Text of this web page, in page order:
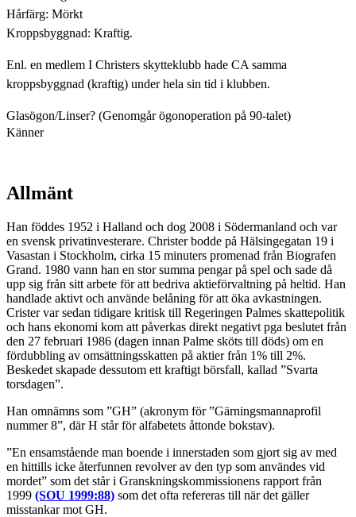
Hårfärg: Mörkt
Kroppsbyggnad: Kraftig.
Enl. en medlem I Christers skytteklubb hade CA samma
kroppsbyggnad (kraftig) under hela sin tid i klubben.
Glasögon/Linser? (Genomgår ögonoperation på 90-talet)
Känner
Allmänt
Han föddes 1952 i Halland och dog 2008 i Södermanland och var
en svensk privatinvesterare. Christer bodde på Hälsingegatan 19 i
Vasastan i Stockholm, cirka 15 minuters promenad från Biografen
Grand. 1980 vann han en stor summa pengar på spel och sade då
upp sig från sitt arbete för att bedriva aktieförvaltning på heltid. Han
handlade aktivt och använde belåning för att öka avkastningen.
Crister var sedan tidigare kritisk till Regeringen Palmes skattepolitik
och hans ekonomi kom att påverkas direkt negativt pga beslutet från
den 27 februari 1986 (dagen innan Palme sköts till döds) om en
fördubbling av omsättningsskatten på aktier från 1% till 2%.
Beskedet skapade dessutom ett kraftigt börsfall, kallad ”Svarta
torsdagen”.
Han omnämns som ”GH” (akronym för ”Gärningsmannaprofil
nummer 8”, där H står för alfabetets åttonde bokstav).
”En ensamstående man boende i innerstaden som gjort sig av med
en hittills icke återfunnen revolver av den typ som användes vid
mordet” som det står i Granskningskommissionens rapport från
1999 (SOU 1999:88) som det ofta refereras till när det gäller
misstankar mot GH.